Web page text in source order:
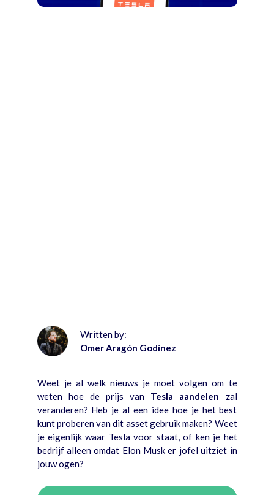
Written by:
Omer Aragón Godínez
Weet je al welk nieuws je moet volgen om te
weten hoe de prijs van Tesla aandelen zal
veranderen? Heb je al een idee hoe je het best
kunt proberen van dit asset gebruik maken? Weet
je eigenlijk waar Tesla voor staat, of ken je het
bedrijf alleen omdat Elon Musk er jofel uitziet in
jouw ogen?